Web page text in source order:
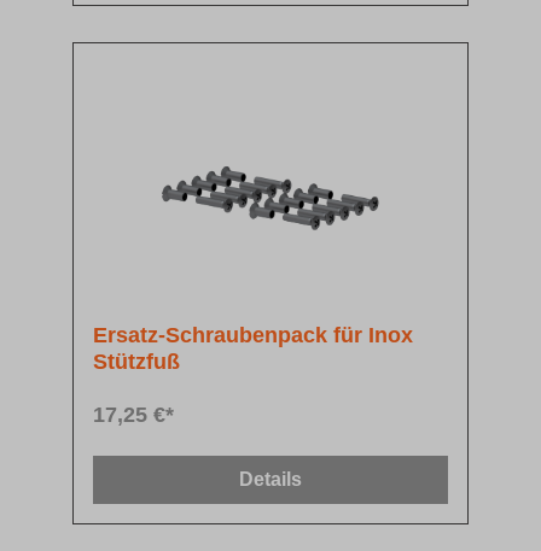
Ersatz-Schraubenpack für Inox
Stützfuß
17,25 €*
Details